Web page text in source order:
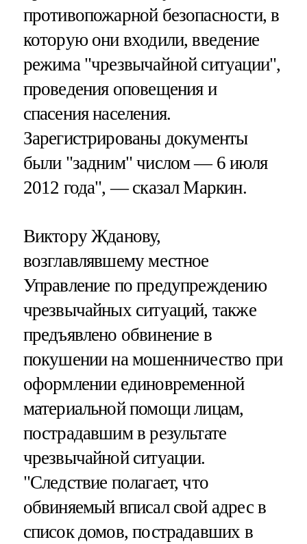
противопожарной безопасности, в
которую они входили, введение
режима "чрезвычайной ситуации",
проведения оповещения и
спасения населения.
Зарегистрированы документы
были "задним" числом — 6 июля
2012 года", — сказал Маркин.
Виктору Жданову,
возглавлявшему местное
Управление по предупреждению
чрезвычайных ситуаций, также
предъявлено обвинение в
покушении на мошенничество при
оформлении единовременной
материальной помощи лицам,
пострадавшим в результате
чрезвычайной ситуации.
"Следствие полагает, что
обвиняемый вписал свой адрес в
список домов, пострадавших в